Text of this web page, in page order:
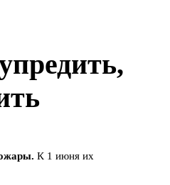
К 1 июня их